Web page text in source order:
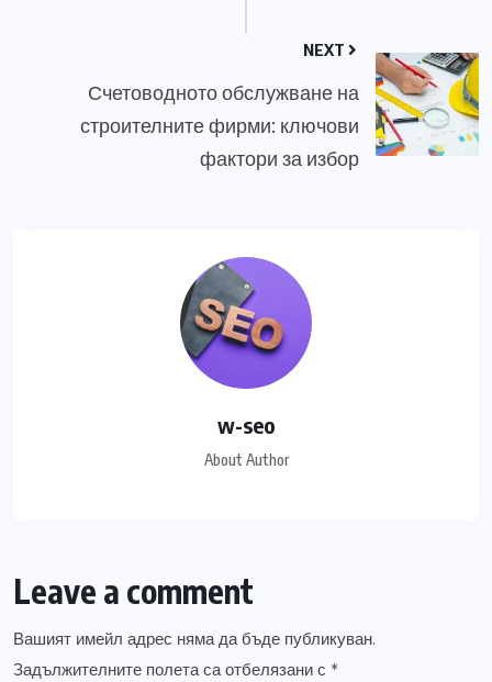
NEXT
Счетоводното обслужване на
строителните фирми: ключови
фактори за избор
w-seo
About Author
Leave a comment
Вашият имейл адрес няма да бъде публикуван.
Задължителните полета са отбелязани с *